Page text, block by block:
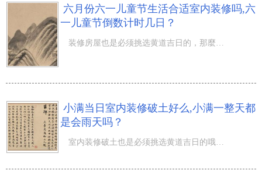
六月份六一儿童节生活合适室内装修吗,六
一儿童节倒数计时几日？
装修房屋也是必须挑选黄道吉日的，那麼六月份六一儿童节生活合适室内装修吗,六一儿童节倒数计时几日？夏风
小满当日室内装修破土好么,小满一整天都
是会雨天吗？
室内装修破土也是必须挑选黄道吉日的哦，那麼小满当日室内装修破土好么,小满一整天都是会雨天吗？踏过了农